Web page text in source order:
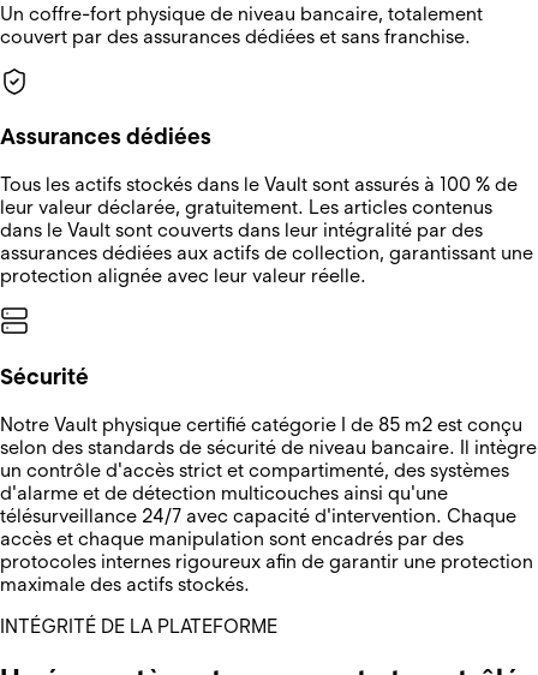
Un coffre-fort physique de niveau bancaire, totalement
couvert par des assurances dédiées et sans franchise.
Assurances dédiées
Tous les actifs stockés dans le Vault sont assurés à 100 % de
leur valeur déclarée, gratuitement. Les articles contenus
dans le Vault sont couverts dans leur intégralité par des
assurances dédiées aux actifs de collection, garantissant une
protection alignée avec leur valeur réelle.
Sécurité
Notre Vault physique certifié catégorie I de 85 m2 est conçu
selon des standards de sécurité de niveau bancaire. Il intègre
un contrôle d'accès strict et compartimenté, des systèmes
d'alarme et de détection multicouches ainsi qu'une
télésurveillance 24/7 avec capacité d'intervention. Chaque
accès et chaque manipulation sont encadrés par des
protocoles internes rigoureux afin de garantir une protection
maximale des actifs stockés.
INTÉGRITÉ DE LA PLATEFORME